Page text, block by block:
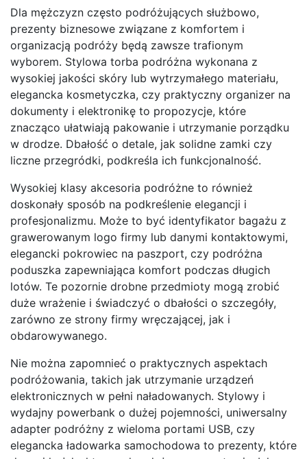
Dla mężczyzn często podróżujących służbowo,
prezenty biznesowe związane z komfortem i
organizacją podróży będą zawsze trafionym
wyborem. Stylowa torba podróżna wykonana z
wysokiej jakości skóry lub wytrzymałego materiału,
elegancka kosmetyczka, czy praktyczny organizer na
dokumenty i elektronikę to propozycje, które
znacząco ułatwiają pakowanie i utrzymanie porządku
w drodze. Dbałość o detale, jak solidne zamki czy
liczne przegródki, podkreśla ich funkcjonalność.
Wysokiej klasy akcesoria podróżne to również
doskonały sposób na podkreślenie elegancji i
profesjonalizmu. Może to być identyfikator bagażu z
grawerowanym logo firmy lub danymi kontaktowymi,
elegancki pokrowiec na paszport, czy podróżna
poduszka zapewniająca komfort podczas długich
lotów. Te pozornie drobne przedmioty mogą zrobić
duże wrażenie i świadczyć o dbałości o szczegóły,
zarówno ze strony firmy wręczającej, jak i
obdarowywanego.
Nie można zapomnieć o praktycznych aspektach
podróżowania, takich jak utrzymanie urządzeń
elektronicznych w pełni naładowanych. Stylowy i
wydajny powerbank o dużej pojemności, uniwersalny
adapter podróżny z wieloma portami USB, czy
elegancka ładowarka samochodowa to prezenty, które